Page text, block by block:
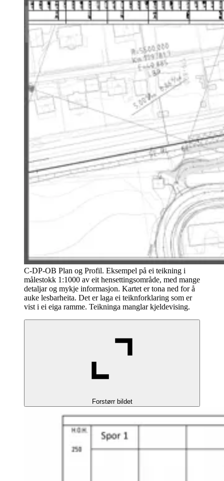
C-DP-OB Plan og Profil. Eksempel på ei teikning i
målestokk 1:1000 av eit hensettingsområde, med mange
detaljar og mykje informasjon. Kartet er tona ned for å
auke lesbarheita. Det er laga ei teiknforklaring som er
vist i ei eiga ramme. Teikninga manglar kjeldevising.
Forstørr bildet